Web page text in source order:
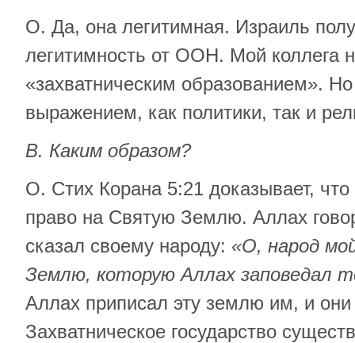
О. Да, она легитимная. Израиль
легитимность от ООН. Мой коллега
«захватническим образованием».
выражением, как политики, так и
В. Каким образом?
О. Стих Корана 5:21 доказывает,
право на Святую Землю. Аллах
сказал своему народу: «О, народ
Землю, которую Аллах заповедал
Аллах приписал эту землю им, и
Захватническое государство